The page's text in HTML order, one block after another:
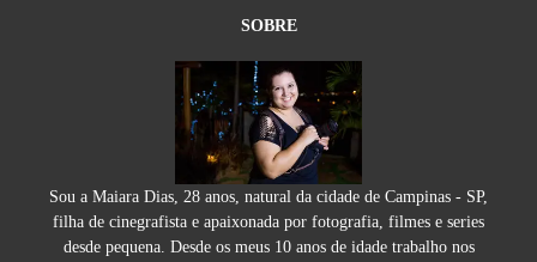
SOBRE
Sou a Maiara Dias, 28 anos, natural da cidade de Campinas - SP,
filha de cinegrafista e apaixonada por fotografia, filmes e series
desde pequena. Desde os meus 10 anos de idade trabalho nos